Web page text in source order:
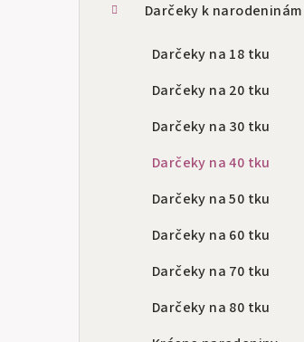
Darčeky k narodeninám
Darčeky na 18 tku
Darčeky na 20 tku
Darčeky na 30 tku
Darčeky na 40 tku
Darčeky na 50 tku
Darčeky na 60 tku
Darčeky na 70 tku
Darčeky na 80 tku